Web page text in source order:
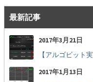
最新記事
2017年3月21日
【アルゴビット
2017年1月13日